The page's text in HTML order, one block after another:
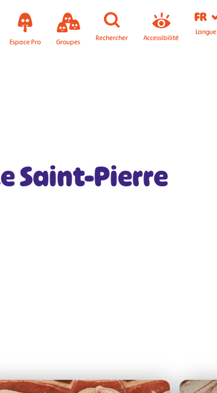
Espace Pro Groupes Rechercher Accessibilité
FR
Langue
Saint-Pierre